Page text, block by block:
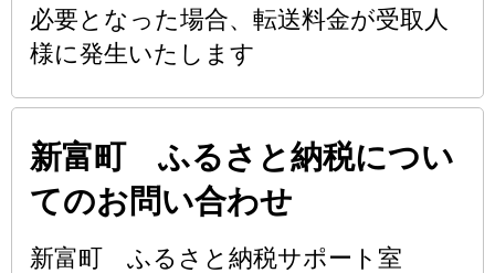
必要となった場合、転送料金が受取人
様に発生いたします
新富町 ふるさと納税につい
てのお問い合わせ
新富町 ふるさと納税サポート室